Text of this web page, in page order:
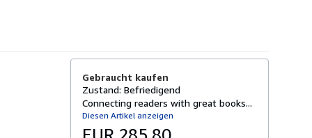
Gebraucht kaufen
Zustand: Befriedigend
Connecting readers with great books...
Diesen Artikel anzeigen